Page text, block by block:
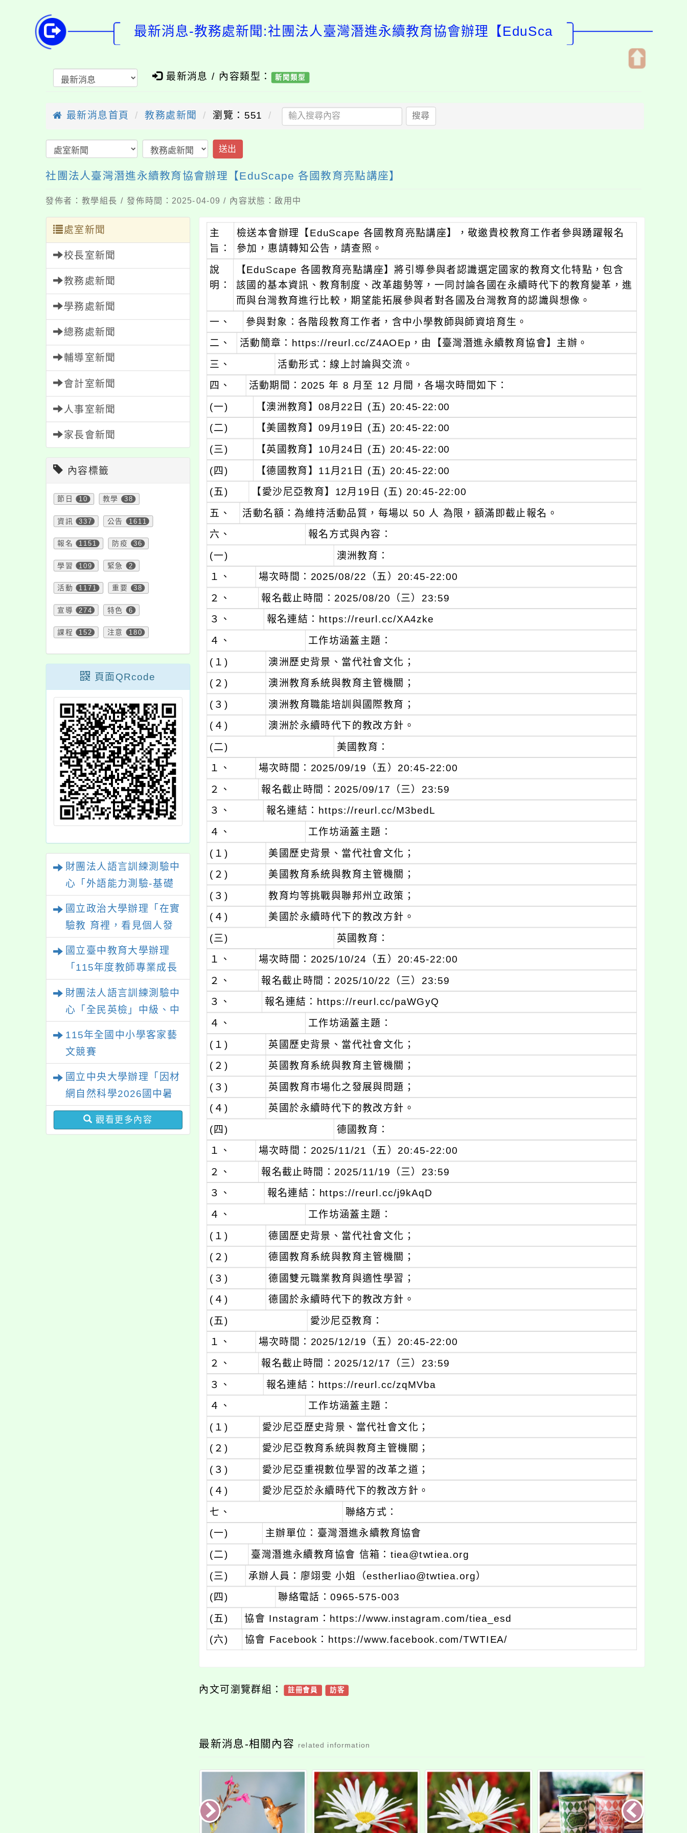
最新消息-教務處新聞:社團法人臺灣潛進永續教育協會辦理【EduSca
最新消息 / 內容類型： 新聞類型
最新消息首頁 教務處新聞 瀏覽：551 搜尋
送出
社團法人臺灣潛進永續教育協會辦理【EduScape 各國教育亮點講座】
發佈者：教學組長 / 發佈時間：2025-04-09 / 內容狀態：啟用中
處室新聞
校長室新聞
教務處新聞
學務處新聞
總務處新聞
輔導室新聞
會計室新聞
人事室新聞
家長會新聞
內容標籤
節日 10 教學 38
資訊 337 公告 1611
報名 1151 防疫 36
學習 109 緊急 2
活動 1171 重要 38
宣導 274 特色 6
課程 152 注意 180
頁面QRcode
財團法人語言訓練測驗中
心「外語能力測驗-基礎
國立政治大學辦理「在實
驗教 育裡，看見個人發
展的可能性」
國立臺中教育大學辦理
「115年度教師專業成長
財團法人語言訓練測驗中
心「全民英檢」中級、中
115年全國中小學客家藝
文競賽
國立中央大學辦理「因材
網自然科學2026國中暑
期課程」
觀看更多內容
主
旨：
檢送本會辦理【EduScape 各國教育亮點講座】，敬邀貴校教育工作者參與踴躍報名
參加，惠請轉知公告，請查照。
說
明：
【EduScape 各國教育亮點講座】將引導參與者認識選定國家的教育文化特點，包含
該國的基本資訊、教育制度、改革趨勢等，一同討論各國在永續時代下的教育變革，進
而與台灣教育進行比較，期望能拓展參與者對各國及台灣教育的認識與想像。
一、 參與對象：各階段教育工作者，含中小學教師與師資培育生。
二、
活動簡章：https://reurl.cc/Z4AOEp，由【臺灣潛進永續教育協會】主辦。
三、
活動形式：線上討論與交流。
四、
活動期間：2025 年 8 月至 12 月間，各場次時間如下：
(一)
【澳洲教育】08月22日 (五) 20:45-22:00
(二)
【美國教育】09月19日 (五) 20:45-22:00
(三)
【英國教育】10月24日 (五) 20:45-22:00
(四)
【德國教育】11月21日 (五) 20:45-22:00
(五) 【愛沙尼亞教育】12月19日 (五) 20:45-22:00
五、 活動名額：為維持活動品質，每場以 50 人 為限，額滿即截止報名。
六、 報名方式與內容：
(一) 澳洲教育：
１、
場次時間：2025/08/22（五）20:45-22:00
２、
報名截止時間：2025/08/20（三）23:59
３、
報名連結：https://reurl.cc/XA4zke
４、
工作坊涵蓋主題：
(１) 澳洲歷史背景、當代社會文化；
(２) 澳洲教育系統與教育主管機關；
(３)
澳洲教育職能培訓與國際教育；
(４)
澳洲於永續時代下的教改方針。
(二)
美國教育：
１、 場次時間：2025/09/19（五）20:45-22:00
２、 報名截止時間：2025/09/17（三）23:59
３、
報名連結：https://reurl.cc/M3bedL
４、
工作坊涵蓋主題：
(１)
美國歷史背景、當代社會文化；
(２)
美國教育系統與教育主管機關；
(３) 教育均等挑戰與聯邦州立政策；
(４) 美國於永續時代下的教改方針。
(三)
英國教育：
１、
場次時間：2025/10/24（五）20:45-22:00
２、
報名截止時間：2025/10/22（三）23:59
３、 報名連結：https://reurl.cc/paWGyQ
４、 工作坊涵蓋主題：
(１) 英國歷史背景、當代社會文化；
(２)
英國教育系統與教育主管機關；
(３)
英國教育市場化之發展與問題；
(４) 英國於永續時代下的教改方針。
(四) 德國教育：
１、 場次時間：2025/11/21（五）20:45-22:00
２、
報名截止時間：2025/11/19（三）23:59
３、
報名連結：https://reurl.cc/j9kAqD
４、 工作坊涵蓋主題：
(１) 德國歷史背景、當代社會文化；
(２) 德國教育系統與教育主管機關；
(３) 德國雙元職業教育與適性學習；
(４) 德國於永續時代下的教改方針。
(五) 愛沙尼亞教育：
１、 場次時間：2025/12/19（五）20:45-22:00
２、 報名截止時間：2025/12/17（三）23:59
３、 報名連結：https://reurl.cc/zqMVba
４、 工作坊涵蓋主題：
(１) 愛沙尼亞歷史背景、當代社會文化；
(２) 愛沙尼亞教育系統與教育主管機關；
(３) 愛沙尼亞重視數位學習的改革之道；
(４) 愛沙尼亞於永續時代下的教改方針。
七、 聯絡方式：
(一)
主辦單位：臺灣潛進永續教育協會
(二)
臺灣潛進永續教育協會 信箱：tiea@twtiea.org
(三) 承辦人員：廖翊雯 小姐（estherliao@twtiea.org）
(四) 聯絡電話：0965-575-003
(五) 協會 Instagram：https://www.instagram.com/tiea_esd
(六) 協會 Facebook：https://www.facebook.com/TWTIEA/
內文可瀏覽群組： 註冊會員 訪客
最新消息-相關內容 related information